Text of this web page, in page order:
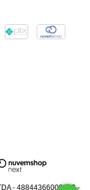
- 48844366000173 -